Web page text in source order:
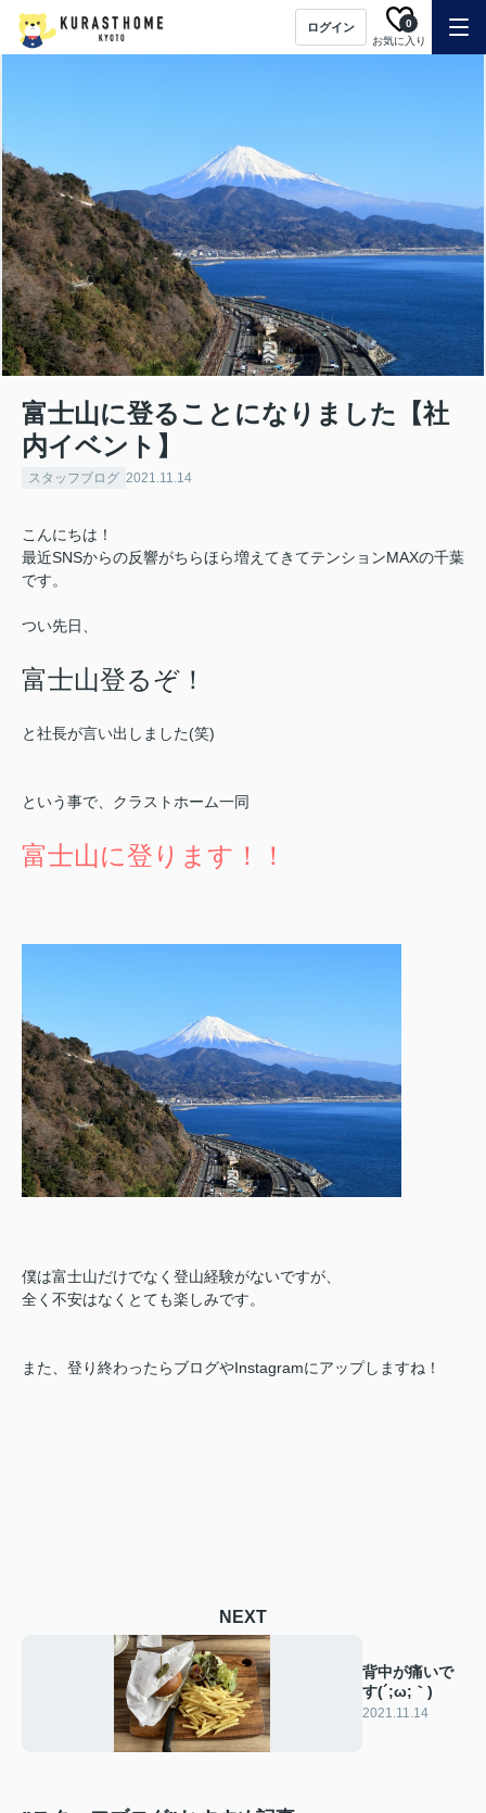
ログイン
お気に入り
0
富士山に登ることになりました【社
内イベント】
スタッフブログ 2021.11.14
こんにちは！
最近SNSからの反響がちらほら増えてきてテンションMAXの千葉
です。
つい先日、
富士山登るぞ！
と社長が言い出しました(笑)
という事で、クラストホーム一同
富士山に登ります！！
僕は富士山だけでなく登山経験がないですが、
全く不安はなくとても楽しみです。
また、登り終わったらブログやInstagramにアップしますね！
NEXT
背中が痛いで
す(´;ω;｀)
2021.11.14